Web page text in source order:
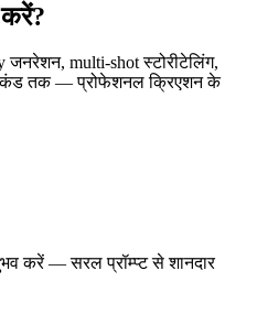
multi-shot स्टोरीटेलिंग,
तक — प्रोफेशनल क्रिएशन के
करें — सरल प्रॉम्प्ट से शानदार